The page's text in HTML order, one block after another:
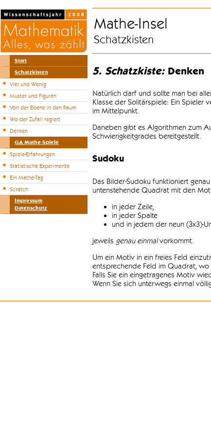
Start
Schatzkisten
Viel und Wenig
Muster und Figuren
Von der Ebene in den Raum
Wo der Zufall regiert
Denken
GA Mathe-Spiele
Spiele-Erfahrungen
Statistische Experimente
Ein Mathe-Tag
Scratch
Impressum
Datenschutz
Mathe-Insel
Schatzkisten
5. Schatzkiste:Denken
Natürlich darf und sollte man bei
Klasse der Solitärspiele: Ein Spieler
im Mittelpunkt.
Daneben gibt es Algorithmen zum
Schwierigkeitgrades bereitgestellt.
Sudoku
Das Bilder-Sudoku funktioniert
untenstehende Quadrat mit den
in jeder Zeile,
in jeder Spalte
und in jedem der neun (3x3)-
jeweils genau einmalvorkommt.
Um ein Motiv in ein freies Feld
entsprechende Feld im Quadrat,
Falls Sie ein eingetragenes Motiv
Wenn Sie sich unterwegs einmal